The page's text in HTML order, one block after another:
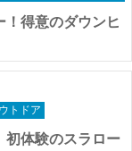
！得意のダウンヒ
トドア
初体験のスラロー